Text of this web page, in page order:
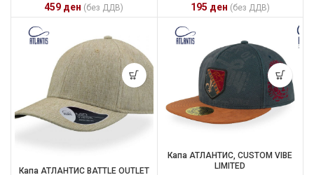
459 ден (без ДДВ) 195 ден (без ДДВ)
Капа АТЛАНТИС BATTLE OUTLET
Капа АТЛАНТИС, CUSTOM VIBE
LIMITED